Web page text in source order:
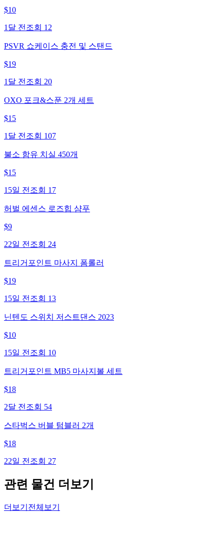
$10
1달 전 조회 12
PSVR 쇼케이스 충전 및 스탠드
$19
1달 전 조회 20
OXO 포크&스푼 2개 세트
$15
1달 전 조회 107
불소 함유 치실 450개
$15
15일 전 조회 17
허벌 에센스 로즈힙 샴푸
$9
22일 전 조회 24
트리거포인트 마사지 폼롤러
$19
15일 전 조회 13
닌텐도 스위치 저스트댄스 2023
$10
15일 전 조회 10
트리거포인트 MB5 마사지볼 세트
$18
2달 전 조회 54
스타벅스 버블 텀블러 2개
$18
22일 전 조회 27
관련 물건 더보기
더보기 전체보기